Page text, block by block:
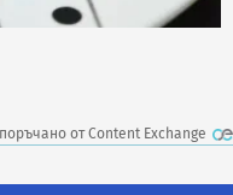
от Content Exchange